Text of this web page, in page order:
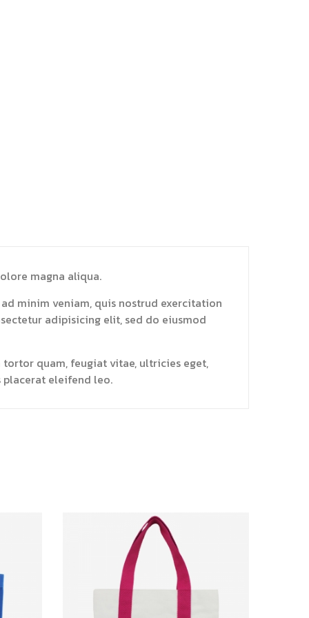
magna aliqua.
minim veniam, quis nostrud exercitation
adipisicing elit, sed do eiusmod
quam, feugiat vitae, ultricies eget,
placerat eleifend leo.